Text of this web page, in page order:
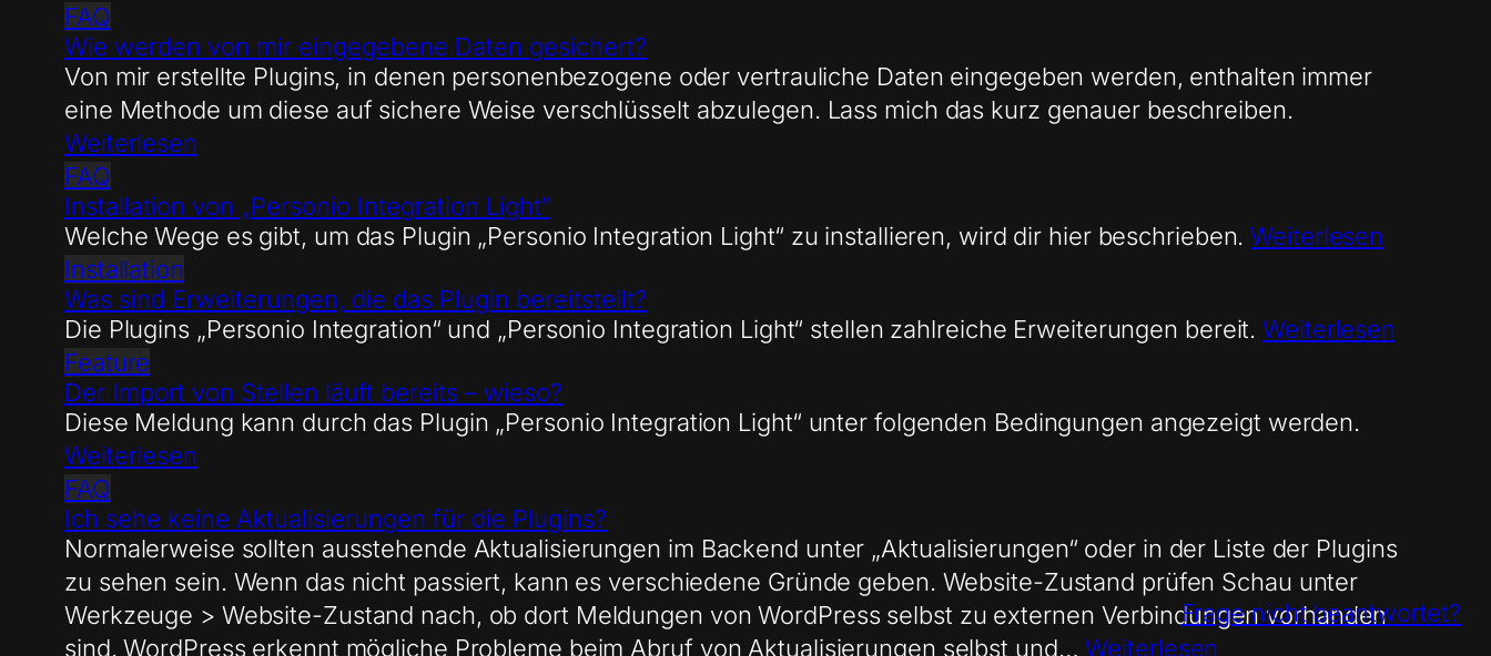
FAQ
Wie werden von mir eingegebene Daten gesichert?
Von mir erstellte Plugins, in denen personenbezogene oder vertrauliche Daten eingegeben werden, enthalten immer
eine Methode um diese auf sichere Weise verschlüsselt abzulegen. Lass mich das kurz genauer beschreiben.
Weiterlesen
FAQ
Installation von „Personio Integration Light“
Welche Wege es gibt, um das Plugin „Personio Integration Light“ zu installieren, wird dir hier beschrieben.Weiterlesen
Installation
Was sind Erweiterungen, die das Plugin bereitstellt?
Die Plugins „Personio Integration“ und „Personio Integration Light“ stellen zahlreiche Erweiterungen bereit.Weiterlesen
Feature
Der Import von Stellen läuft bereits – wieso?
Diese Meldung kann durch das Plugin „Personio Integration Light“ unter folgenden Bedingungen angezeigt werden.
Weiterlesen
FAQ
Ich sehe keine Aktualisierungen für die Plugins?
Normalerweise sollten ausstehende Aktualisierungen im Backend unter „Aktualisierungen“ oder in der Liste der Plugins
zu sehen sein. Wenn das nicht passiert, kann es verschiedene Gründe geben. Website-Zustand prüfen Schau unter
Werkzeuge > Website-Zustand nach, ob dort Meldungen von WordPress selbst zu externen Verbindungen vorhanden
sind. WordPress erkennt mögliche Probleme beim Abruf von Aktualisierungen selbst und…Weiterlesen
Frage nicht beantwortet?